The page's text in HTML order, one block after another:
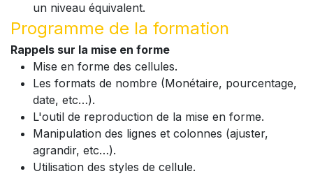
un niveau équivalent.
Programme de la formation
Rappels sur la mise en forme
Mise en forme des cellules.
Les formats de nombre (Monétaire, pourcentage,
date, etc…).
L'outil de reproduction de la mise en forme.
Manipulation des lignes et colonnes (ajuster,
agrandir, etc…).
Utilisation des styles de cellule.